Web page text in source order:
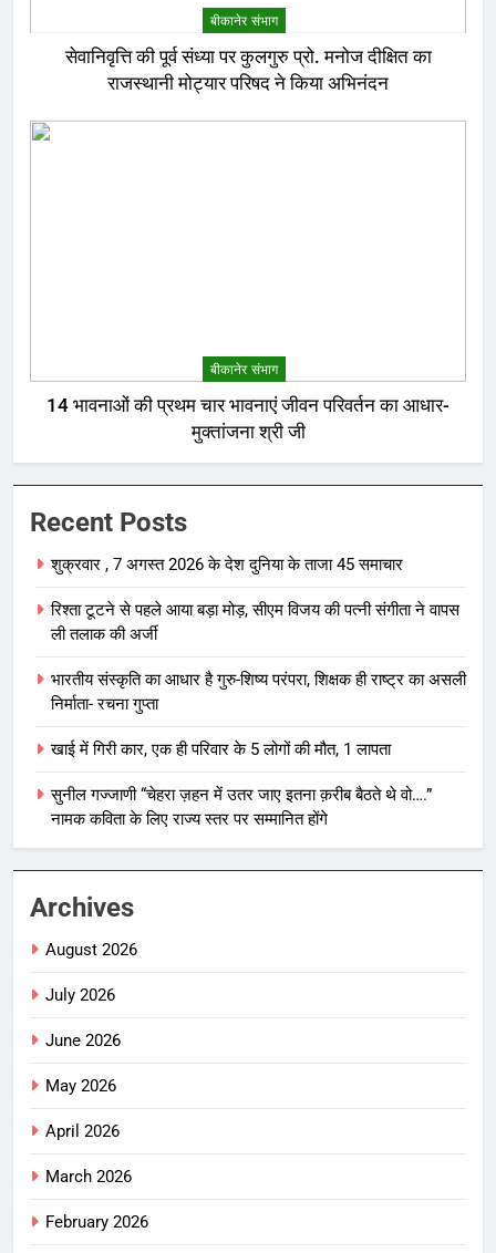
बीकानेर संभाग
सेवानिवृत्ति की पूर्व संध्या पर कुलगुरु प्रो. मनोज दीक्षित का
राजस्थानी मोट्यार परिषद ने किया अभिनंदन
बीकानेर संभाग
14 भावनाओं की प्रथम चार भावनाएं जीवन परिवर्तन का आधार-
मुक्तांजना श्री जी
Recent Posts
शुक्रवार , 7 अगस्त 2026 के देश दुनिया के ताजा 45 समाचार
रिश्ता टूटने से पहले आया बड़ा मोड़, सीएम विजय की पत्नी संगीता ने वापस
ली तलाक की अर्जी
भारतीय संस्कृति का आधार है गुरु-शिष्य परंपरा, शिक्षक ही राष्ट्र का असली
निर्माता- रचना गुप्ता
खाई में गिरी कार, एक ही परिवार के 5 लोगों की मौत, 1 लापता
सुनील गज्जाणी “चेहरा ज़हन में उतर जाए इतना क़रीब बैठते थे वो….”
नामक कविता के लिए राज्य स्तर पर सम्मानित होंगे
Archives
August 2026
July 2026
June 2026
May 2026
April 2026
March 2026
February 2026